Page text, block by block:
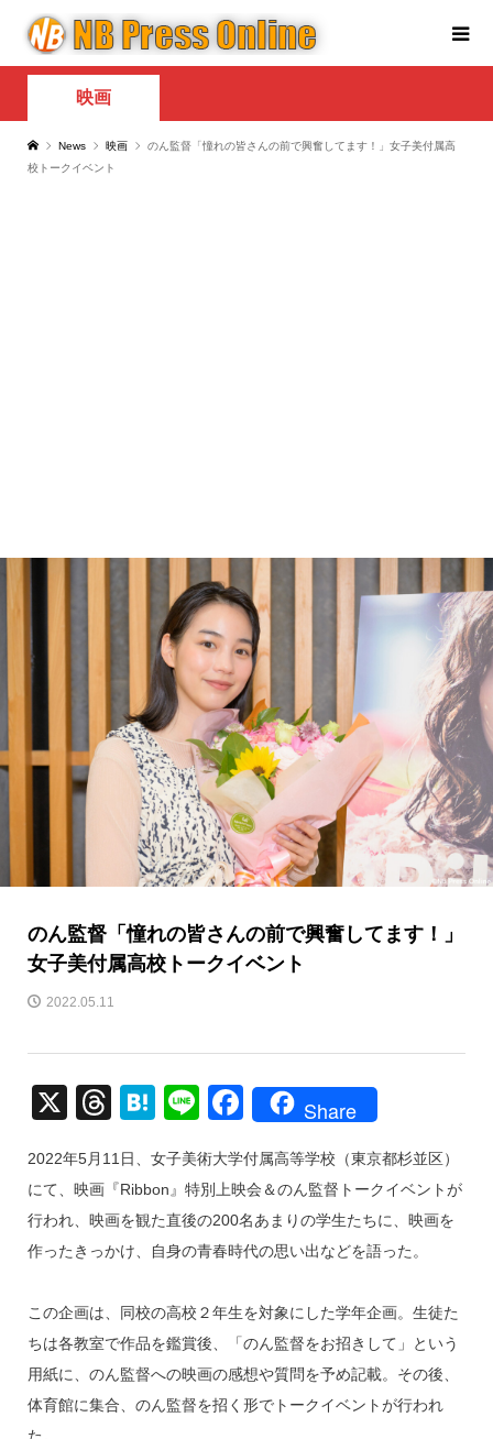
映画
News 映画
のん監督「憧れの皆さんの前で興奮してます！」女子美付属高
校トークイベント
のん監督「憧れの皆さんの前で興奮してます！」
女子美付属高校トークイベント
2022.05.11
X
T
e
a
d
H
e
n
a
Li
e
F
c
e
b
o
k
Share
2022年5月11日、女子美術大学付属高等学校（東京都杉並区）
にて、映画『Ribbon』特別上映会＆のん監督トークイベントが
行われ、映画を観た直後の200名あまりの学生たちに、映画を
作ったきっかけ、自身の青春時代の思い出などを語った。
この企画は、同校の高校２年生を対象にした学年企画。生徒た
ちは各教室で作品を鑑賞後、「のん監督をお招きして」という
用紙に、のん監督への映画の感想や質問を予め記載。その後、
体育館に集合、のん監督を招く形でトークイベントが行われ
た。